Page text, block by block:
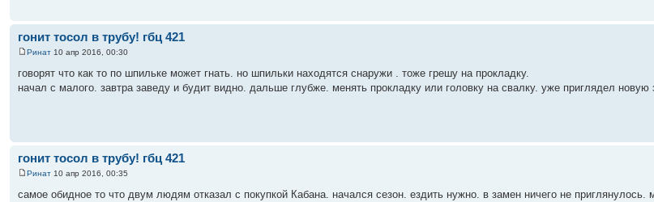
гонит тосол в трубу! гбц 421
Ринат 10 апр 2016, 00:30
говорят что как то по шпильке может гнать. но шпильки находятся снаружи . тоже грешу на прокладку.
начал с малого. завтра заведу и будит видно. дальше глубже. менять прокладку или головку на свалку. уже приглядел
гонит тосол в трубу! гбц 421
Ринат 10 апр 2016, 00:35
самое обидное то что двум людям отказал с покупкой Кабана. начался сезон. ездить нужно. в замен ничего не приглянулось.